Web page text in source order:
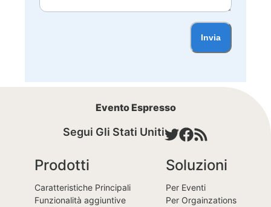
Invia
Evento Espresso
Segui Gli Stati Uniti
Prodotti
Caratteristiche Principali
Funzionalità aggiuntive
Soluzioni
Per Eventi
Per Orgainzations